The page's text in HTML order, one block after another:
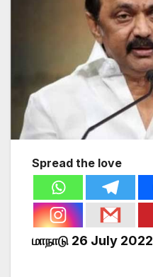
Spread the love
மாநாடு 26 July 2022